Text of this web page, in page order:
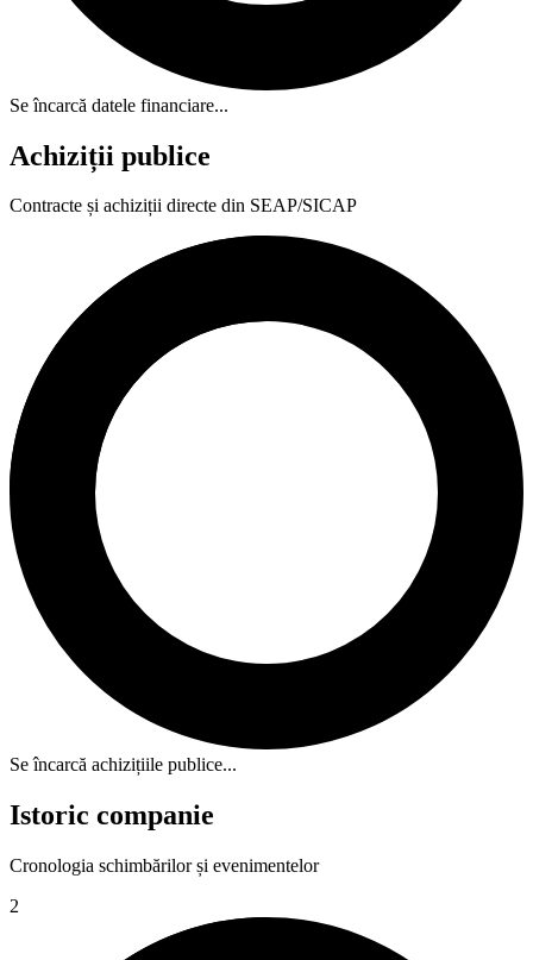
Se încarcă datele financiare...
Achiziții publice
Contracte și achiziții directe din SEAP/SICAP
Se încarcă achizițiile publice...
Istoric companie
Cronologia schimbărilor și evenimentelor
2